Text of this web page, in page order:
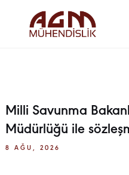
agm@agm.com.
tr
Milli Savunma
Müdürlüğü ile
8 AĞU, 2026